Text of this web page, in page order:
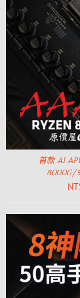
首款 AI
8000G/